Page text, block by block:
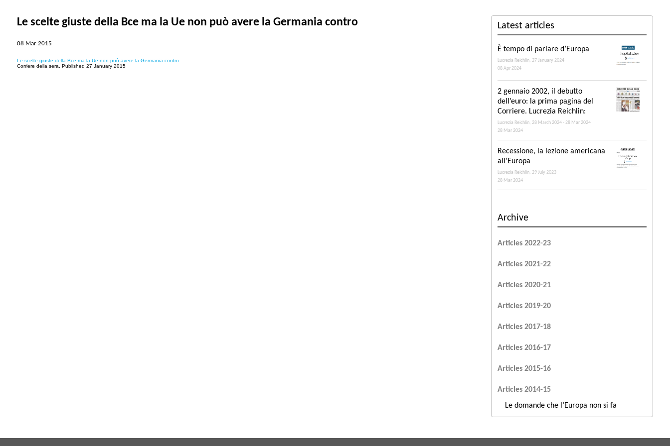
Latest articles
È tempo di parlare d’Europa
Lucrezia Reichlin, 27 January 2024
08 Apr 2024
2 gennaio 2002, il debutto
dell’euro: la prima pagina del
Corriere. Lucrezia Reichlin:
Lucrezia Reichlin, 28 March 2024 - 28 Mar 2024
28 Mar 2024
Recessione, la lezione americana
all’Europa
Lucrezia Reichlin, 29 July 2023
28 Mar 2024
Archive
Articles 2022-23
Articles 2021-22
Articles 2020-21
Articles 2019-20
Articles 2017-18
Articles 2016-17
Articles 2015-16
Articles 2014-15
Le domande che l’Europa non si fa
07 Apr 2015
Le scelte giuste della Bce ma la Ue non
Le scelte giuste della Bce ma la Ue non può avere la Germania contro
08 Mar 2015
Le scelte giuste della Bce ma la Ue non può avere la Germania contro
Corriere della sera, Published 27 January 2015